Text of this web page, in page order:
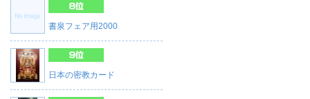
書泉フェア用2000
日本の密教カード